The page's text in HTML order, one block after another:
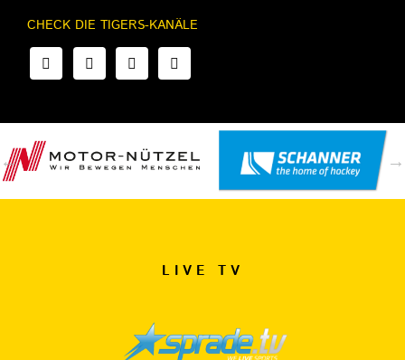
CHECK DIE TIGERS-KANÄLE
LIVE TV